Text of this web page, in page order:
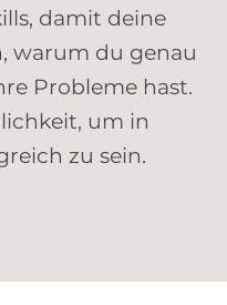
damit deine
warum du genau
Probleme hast.
um in
zu sein.